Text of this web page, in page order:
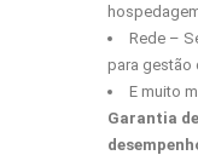
Rede –
para gestão
E muito
Garantia